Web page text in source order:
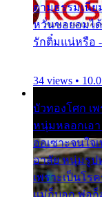
ตามธรรมเนีย
หวั่นขอยอมได้
รักติ๋มแน่หรือ
34 views •
บัวทองโศก เ
หนุ่มหลอกเอา
ออเซาะจนใจ
อาลัย หนุ่มรูป
เพราะเป็นโร
แม่ก็บอก พ่อก็